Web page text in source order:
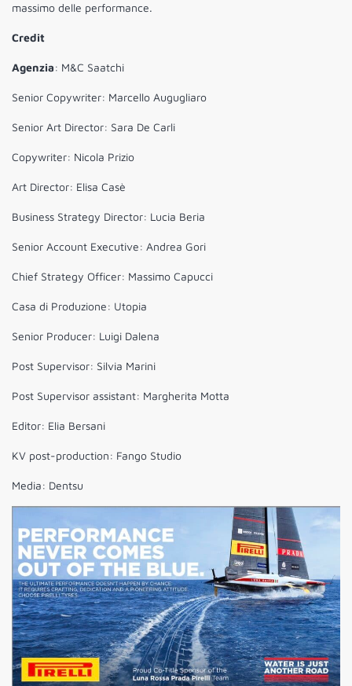
massimo delle performance.
Credit
Agenzia: M&C Saatchi
Senior Copywriter: Marcello Augugliaro
Senior Art Director: Sara De Carli
Copywriter: Nicola Prizio
Art Director: Elisa Casè
Business Strategy Director: Lucia Beria
Senior Account Executive: Andrea Gori
Chief Strategy Officer: Massimo Capucci
Casa di Produzione: Utopia
Senior Producer: Luigi Dalena
Post Supervisor: Silvia Marini
Post Supervisor assistant: Margherita Motta
Editor: Elia Bersani
KV post-production: Fango Studio
Media: Dentsu